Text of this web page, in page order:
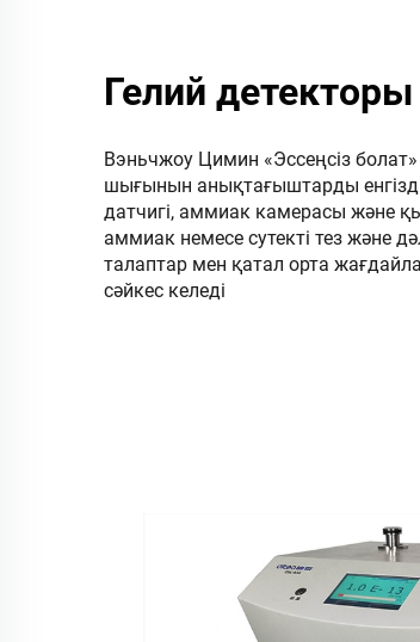
Гелий детекторы
Вэньчжоу Цимин «Эссеңсіз болат»
шығынын анықтағыштарды
датчигі, аммиак камерасы және
аммиак немесе сутекті тез және
талаптар мен қатал орта
сәйкес келеді